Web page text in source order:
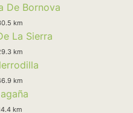
De Bornova
km
La Sierra
km
km
km